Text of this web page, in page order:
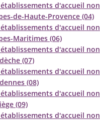
d'accueil non
de-Haute-Provence (04)
d'accueil non
Maritimes (06)
d'accueil non
(07)
d'accueil non
(08)
d'accueil non
(09)
d'accueil non